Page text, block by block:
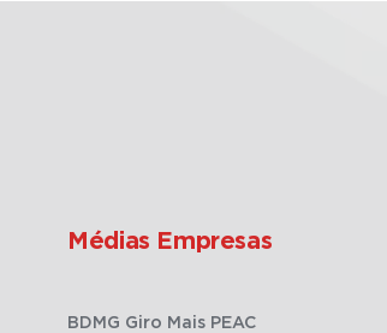
Médias Empresas
BDMG Giro Mais PEAC